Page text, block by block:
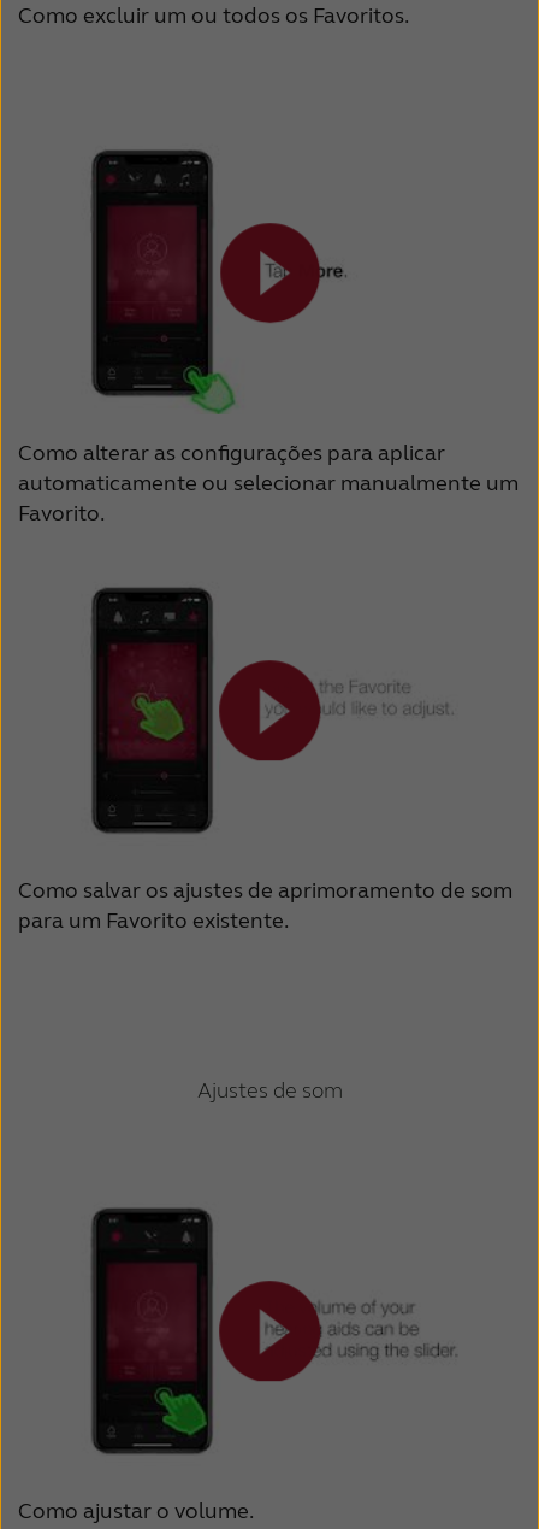
Como excluir um ou todos os Favoritos.
Como alterar as configurações para aplicar
automaticamente ou selecionar manualmente um
Favorito.
Como salvar os ajustes de aprimoramento de som
para um Favorito existente.
Ajustes de som
Como ajustar o volume.